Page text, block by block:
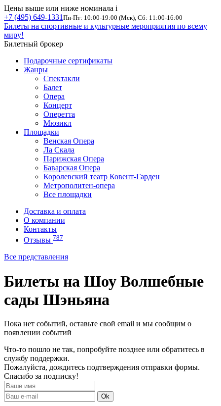
Цены выше или ниже номинала i
+7 (495) 649-1331 Пн-Пт: 10:00-19:00 (Мск), Сб: 11:00-16:00
Билеты на спортивные и культурные мероприятия по всему
миру!
Билетный брокер
Подарочные сертификаты
Жанры
Спектакли
Балет
Опера
Концерт
Оперетта
Мюзикл
Площадки
Венская Опера
Ла Скала
Парижская Опера
Баварская Опера
Королевский театр Ковент-Гарден
Метрополитен-опера
Все площадки
Доставка и оплата
О компании
Контакты
Отзывы 787
Все представления
Билеты на Шоу Волшебные
сады Шэньяна
Пока нет событий, оставьте свой email и мы сообщим о
появлении событий
Что-то пошло не так, попробуйте позднее или обратитесь в
службу поддержки.
Пожалуйста, дождитесь подтверждения отправки формы.
Спасибо за подписку!
Ok